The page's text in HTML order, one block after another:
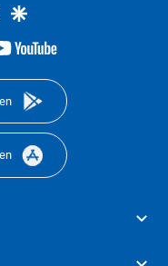
twittergoogle
youtube-